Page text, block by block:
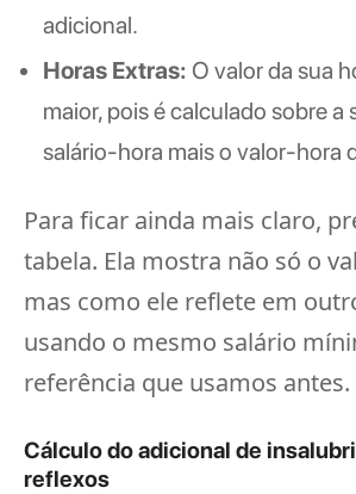
adicional.
Horas Extras: O valor da sua
maior, pois é calculado sobre a
salário-hora mais o valor-hora
Para ficar ainda mais claro,
tabela. Ela mostra não só o
mas como ele reflete em
usando o mesmo salário
referência que usamos antes.
Cálculo do adicional de
reflexos